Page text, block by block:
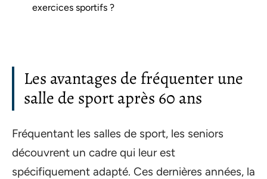
exercices sportifs ?
Les avantages de fréquenter une
salle de sport après 60 ans
Fréquentant les salles de sport, les seniors
découvrent un cadre qui leur est
spécifiquement adapté. Ces dernières années, la